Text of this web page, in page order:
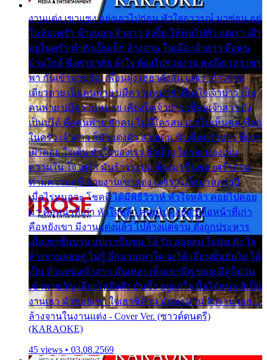
งานแต่ง เขาแซง แย่งเอาไปก่อน หัวใจอาวรณ์ มาซ่อน อยู่
ในห้องครัว ข้างนอกเจ้าสาว ส่งยิ้ม ให้คนไปทั่ว แต่เรา เฝ้า
อยู่ในครัว ทำตัวเป็นเด็ก ล้างจาน ในเมื่อ เจ้าสาว คือคน
บ้านใกล้ พึ่งพาอาศัย จำใจ ต้องไปช่วยงาน พอถึงเวลา เขา
พา กันเข้าพาขวัญ เพื่อนฝูง เฮฮาดังลั่น แต่เราล้างจาน
เดียวดาย เป็นคนพ่าย บ่มีความหมาย เคียงใจเจ้าบ่าว เป็น
คนพ่าย บ่มีความหมาย เคียงใจเจ้าบ่าว เพื่อนเจ้าสาว ยัง
เป็นบ่ได้ คือคนพ่าย ฮักคน ไม่มีใครสน เขาไม่เห็นคน ที่อยู่
ในครัว เจ้าสาว ก็มัวแต่งตัว สวยเด่น นั่งเคียงเจ้าบ่าว ที่เขา
เฝ้าคอย ใจเต้น หัวใจของเรา ลำเค็ญ ใครจะมองเห็น
ความใน ใจ เศร้า มันร้าวระบม ต้องมาขื่นขม เศร้าตรม
ท่ามความสุขี ช่วยงานเขาแต่ง แต่เรา แล้งมาหลายปี
เมื่อไรหนอจะ โชคดี ได้มีพิธีวิวาห์ หัวใจหล้า คอยไปคอย
มา คือหน้าที่เก่า หัวใจหล้า คอยไปคอยมา คือหน้าที่เก่า
คือหยังเขา มีงานแต่งแล้ว ไปล้างแต่จาน ดั่งถูกประหาร
เมื่อเขาชื่นบาน แต่เราขื่นขม โอ้ รัก ลอยลม ไม่สม ดัง ใจ
ล้างจานคอยคู่ ไม่รู้ อีกนานเท่าใด จะได้ เลื่อนขั้นบันได ได้
เป็น ตำแหน่งเจ้าสาว มันเหงา เห็นเขามีคู่ ซมดู มีคู่ก็ม่วน
เข้าพาขวัญ เสียงโห่ตึงตึง มันซึ้ง อยู่แก่ใจ มื้อใด๋หนอ สิเป็น
งานเฮา มัวซอยเขา ใจเฮาซิด้าน มันทรมาน จับจาน เอย…
ล้างจานในงานแต่ง - Cover Ver. (ซาวด์ดนตรี)
(KARAOKE)
45 views • 03.08.2569